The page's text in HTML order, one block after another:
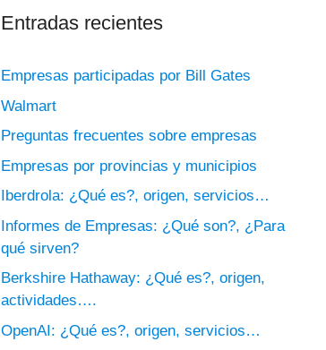
Entradas recientes
Empresas participadas por Bill Gates
Walmart
Preguntas frecuentes sobre empresas
Empresas por provincias y municipios
Iberdrola: ¿Qué es?, origen, servicios…
Informes de Empresas: ¿Qué son?, ¿Para
qué sirven?
Berkshire Hathaway: ¿Qué es?, origen,
actividades….
OpenAI: ¿Qué es?, origen, servicios…